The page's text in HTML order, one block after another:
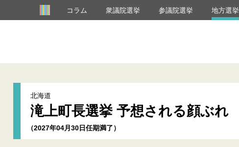
コラム 衆議院選挙 参議院選挙 地方選挙
北海道
滝上町長選挙 予想される顔ぶれ
（2027年04月30日任期満了）